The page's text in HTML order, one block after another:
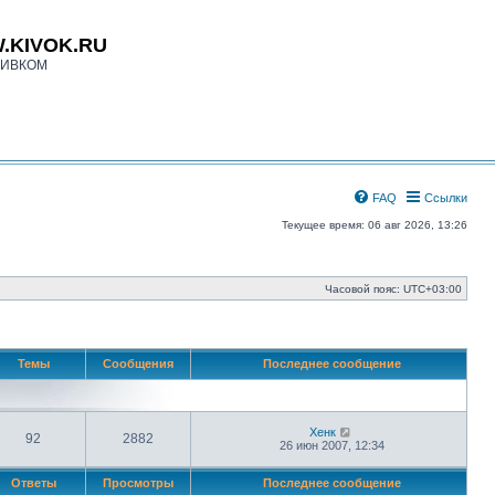
Ссылки
FAQ
Текущее время: 06 авг 2026, 13:26
Часовой пояс: UTC+03:00
Темы Сообщения Последнее сообщение
92 2882 Хенк
е
е
й
26 июн 2007, 12:34
Ответы Просмотры Последнее сообщение